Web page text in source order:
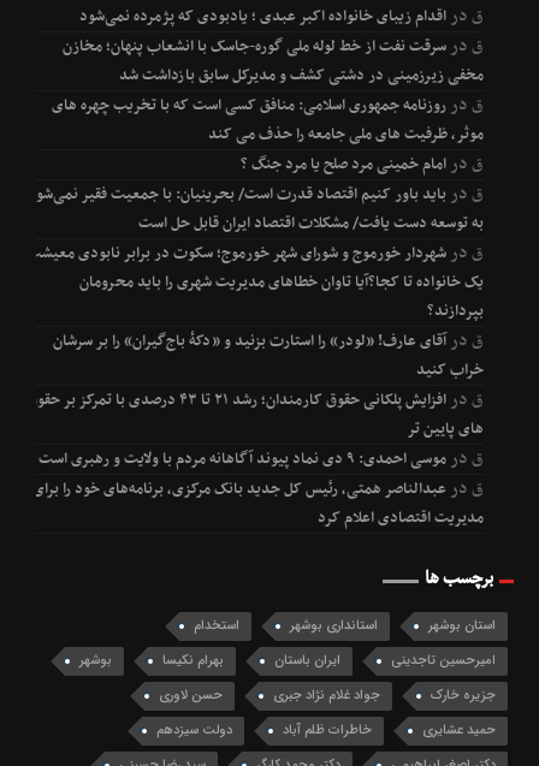
قدراقدام زیبای خانواده اکبر عبدی ؛ یادبودی که پژمرده نمی‌شود
قدرسرقت نفت از خط لوله ملی گوره-جاسک با انشعاب پنهان؛ مخازن
مخفی زیرزمینی در دشتی کشف و مدیرکل سابق بازداشت شد
قدرروزنامه جمهوری اسلامی: منافق کسی است که با تخریب چهره های
موثر، ظرفیت های ملی جامعه را حذف می کند
قدرامام خمینی مرد صلح یا مرد جنگ ؟
قدرباید باور کنیم اقتصاد قدرت است/ بحرینیان: با جمعیت فقیر نمی‌شود
به توسعه دست یافت/ مشکلات اقتصاد ایران قابل حل است
قدرشهردار خورموج و شورای شهر خورموج؛ سکوت در برابر نابودی معیشت
یک خانواده تا کجا؟آیا تاوان خطاهای مدیریت شهری را باید محرومان
بپردازند؟
قدرآقای عارف! «لودر» را استارت بزنید و «دکۀ باج‌گیران» را بر سرشان
خراب کنید
قدر
افزایش پلکانی حقوق کارمندان؛ رشد ۲۱ تا ۴۳ درصدی با تمرکز بر حقوق
های پایین تر
قدرموسی احمدی: ۹ دی نماد پیوند آگاهانه مردم با ولایت و رهبری است
قدرعبدالناصر همتی، رئیس کل جدید بانک مرکزی، برنامه‌های خود را برای
مدیریت اقتصادی اعلام کرد
برچسب ها
استان بوشهر استانداری بوشهر
استخدام
امیرحسین تاجدینی
ایران باستان بهرام نکیسا
بوشهر
جزیره خارک
جواد غلام نژاد جبری
حسن لاوری
حمید عشایری
خاطرات ظلم آباد
دولت سیزدهم